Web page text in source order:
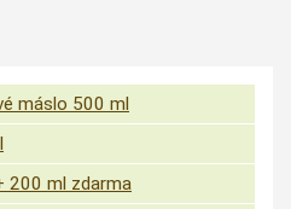
máslo 500 ml
200 ml zdarma